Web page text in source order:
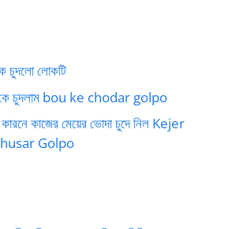
চুদলো লোকটি
কে চুদলাম bou ke chodar golpo
কারনে কাজের মেয়ের ভোদা চুদে নিল Kejer
Golpo